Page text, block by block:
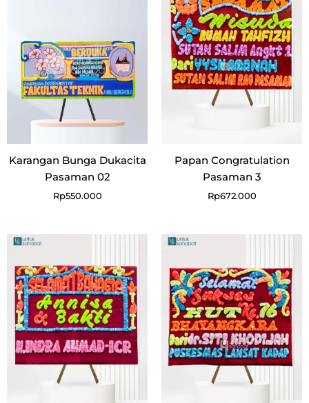
Karangan Bunga Dukacita
Pasaman 02
Rp550.000
Papan Congratulation
Pasaman 3
Rp672.000